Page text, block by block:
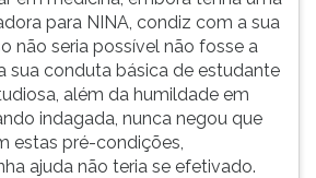
para NINA, condiz com a sua
não seria possível não fosse a
sua conduta básica de estudante
além da humildade em
indagada, nunca negou que
estas pré-condições,
ajuda não teria se efetivado.